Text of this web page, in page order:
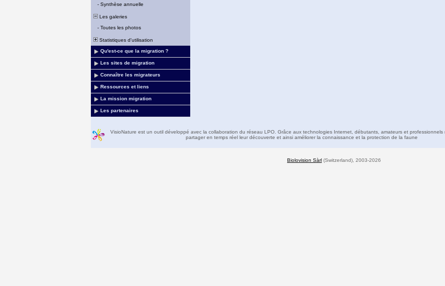
- Synthèse annuelle
Les galeries
- Toutes les photos
Statistiques d'utilisation
Qu'est-ce que la migration ?
Les sites de migration
Connaître les migrateurs
Ressources et liens
La mission migration
Les partenaires
VisioNature est un outil développé avec la collaboration du réseau LPO. Grâce aux technologies Internet, débutants, amateurs et professionnels
partager en temps réel leur découverte et ainsi améliorer la connaissance et la protection de la faune
Biolovision Sàrl (Switzerland), 2003-2026